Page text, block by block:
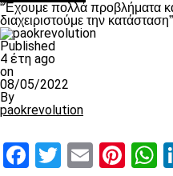
“Έχουμε πολλά προβλήματα
διαχειριστούμε την κατάσταση”
Published
4 έτη ago
on
08/05/2022
By
paokrevolution
Facebook
Twitter
Email